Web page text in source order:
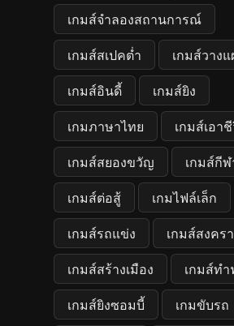
เกมส์จำลองสถานการณ์
เกมส์สเปคต่ำ
เกมส์วาง
เกมส์อินดี้
เกมส์ยิง
เกมภาษาไทย
เกมส์เอา
เกมส์สยองขวัญ
เกมส์กีฬ
เกมส์ต่อสู้
เกมไฟล์เล็ก
เกมส์รถแข่ง
เกมส์สงคร
เกมส์สร้างเมือง
เกมส์ท
เกมส์ยิงซอมบี้
เกมขับรถ